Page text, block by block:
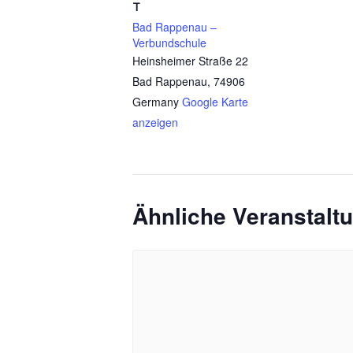
T
Bad Rappenau –
Verbundschule
Heinsheimer Straße 22
Bad Rappenau, 74906
Germany Google Karte
anzeigen
Ähnliche